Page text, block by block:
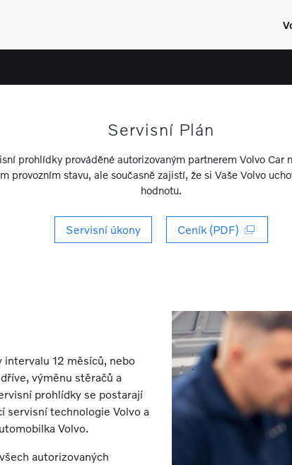
Servisní Plán
prohlídky prováděné autorizovaným partnerem Volvo Car
provozním stavu, ale současně zajistí, že si Vaše Volvo
hodnotu.
Servisní úkony Ceník (PDF)
intervalu 12 měsíců, nebo
výměnu stěračů a
prohlídky se postarají
servisní technologie Volvo a
Volvo.
autorizovaných